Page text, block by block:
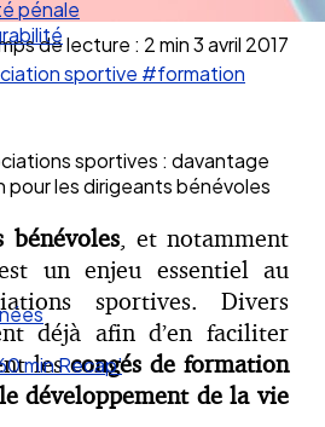
min Recap’
de lecture : 2 min3 avril 2017
sportive #formation
sportives : davantage
les dirigeants bénévoles
bénévoles, et notamment
un enjeu essentiel au
sportives. Divers
déjà afin d’en faciliter
lescongés de formation
développement de la vie